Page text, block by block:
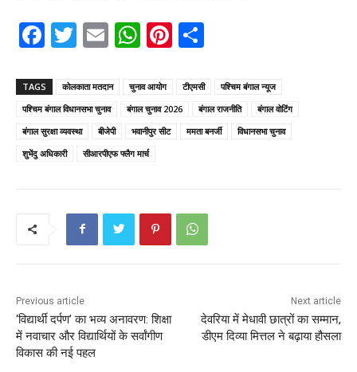
F
a
c
e
b
o
T
w
itt
er
E
m
ai
l
W
h
a
ts
A
p
Pi
nt
er
e
st
ar
e
TAGS कोलकाता मतदान चुनाव आयोग टीएमसी
पश्चिम बंगाल न्यूज
पश्चिम बंगाल विधानसभा चुनाव
बंगाल चुनाव 2026 बंगाल राजनीति
बंगाल वोटिंग
बंगाल सुरक्षा व्यवस्था
बीजेपी भवानीपुर सीट ममता बनर्जी
विधानसभा चुनाव
शुभेंदु अधिकारी
सीआरपीएफ फ्लैग मार्च
Previous article
‘विद्यार्थी दर्पण’ का भव्य अनावरण: शिक्षा
में नवाचार और विद्यार्थियों के सर्वांगीण
विकास की नई पहल
Next article
देवरिया में मेधावी छात्रों का सम्मान,
डीएम दिव्या मित्तल ने बढ़ाया हौसला